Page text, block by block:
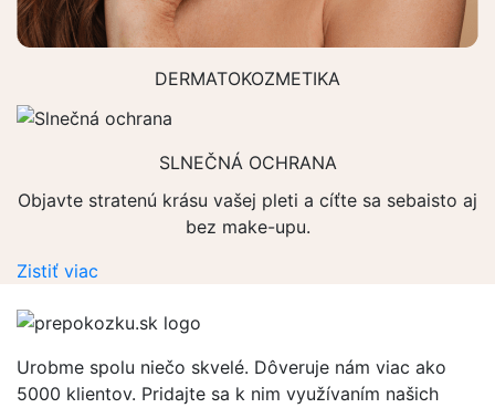
DERMATOKOZMETIKA
SLNEČNÁ OCHRANA
Objavte stratenú krásu vašej pleti a cíťte sa sebaisto aj
bez make-upu.
Zistiť viac
Urobme spolu niečo skvelé. Dôveruje nám viac ako
5000 klientov. Pridajte sa k nim využívaním našich